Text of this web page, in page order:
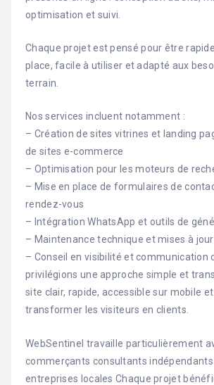
optimisation et suivi.
Chaque projet est pensé pour être
place, facile à utiliser et adapté aux
terrain.
Nos services incluent notamment :
– Création de sites vitrines et landing
de sites e-commerce
– Optimisation pour les moteurs de
– Mise en place de formulaires de
rendez-vous
– Intégration WhatsApp et outils de
– Maintenance technique et mises à jour
– Conseil en visibilité et communication
privilégions une approche simple et
site clair, rapide, accessible sur mobile
transformer les visiteurs en clients.
WebSentinel travaille particulièrement
commerçants consultants
entreprises locales Chaque projet